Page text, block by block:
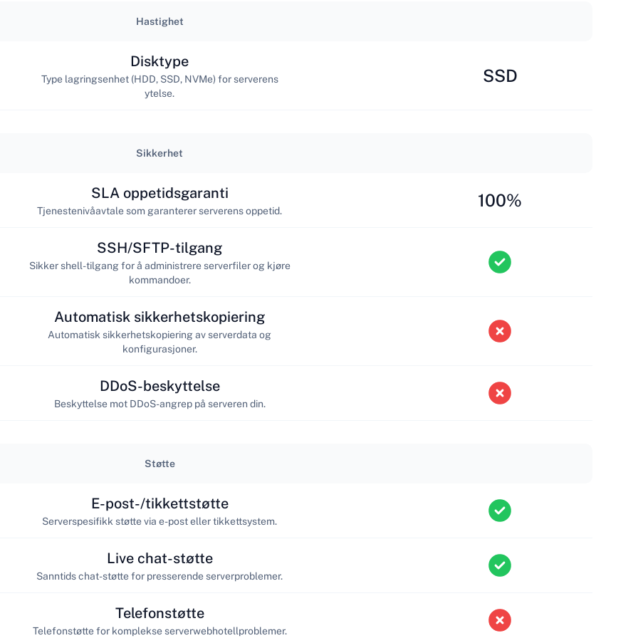
Hastighet
Disktype
Type lagringsenhet (HDD, SSD, NVMe) for serverens
ytelse.
SSD
Sikkerhet
SLA oppetidsgaranti
Tjenestenivåavtale som garanterer serverens oppetid.
100%
SSH/SFTP-tilgang
Sikker shell-tilgang for å administrere serverfiler og kjøre
kommandoer.
Automatisk sikkerhetskopiering
Automatisk sikkerhetskopiering av serverdata og
konfigurasjoner.
DDoS-beskyttelse
Beskyttelse mot DDoS-angrep på serveren din.
Støtte
E-post-/tikkettstøtte
Serverspesifikk støtte via e-post eller tikkettsystem.
Live chat-støtte
Sanntids chat-støtte for presserende serverproblemer.
Telefonstøtte
Telefonstøtte for komplekse serverwebhotellproblemer.